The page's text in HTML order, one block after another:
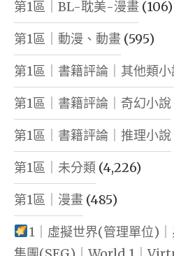
第1區｜BL-耽美-漫畫 (106)
第1區｜動漫、動畫 (595)
第1區｜書籍評論｜其他類
第1區｜書籍評論｜奇幻小說
第1區｜書籍評論｜推理小說
第1區｜未分類 (4,226)
第1區｜漫畫 (485)
1｜虛擬世界(管理單位)